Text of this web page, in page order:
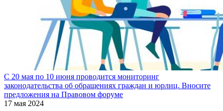
С 20 мая по 10 июня проводится мониторинг
законодательства об обращениях граждан и юрлиц. Вносите
предложения на Правовом форуме
17 мая 2024